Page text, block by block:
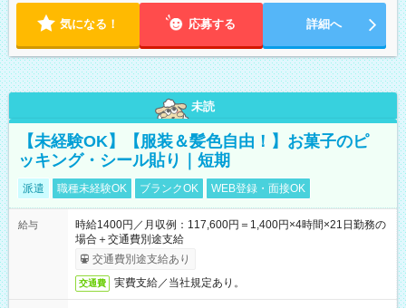
気になる！ 応募する 詳細へ
未読
【未経験OK】【服装＆髪色自由！】お菓子のピ
ッキング・シール貼り｜短期
派遣 職種未経験OK ブランクOK WEB登録・面接OK
給与
時給1400円／月収例：117,600円＝1,400円×4時間×21日勤務の
場合＋交通費別途支給
交通費別途支給あり
交通費 実費支給／当社規定あり。